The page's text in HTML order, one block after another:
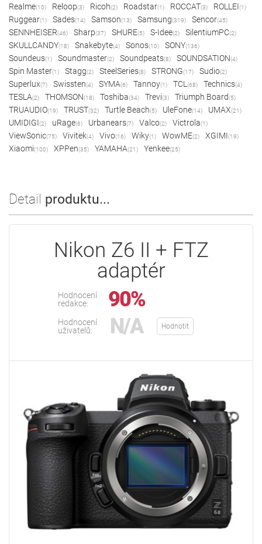
Realme(10) Reloop(3) Ricoh(2) Roadstar(1) ROCCAT(3) ROLLEI(1)
Ruggear(1) Sades(14) Samson(13) Samsung(319) Sencor(45)
SENNHEISER(46) Sharp(37) SHURE(5) S-Idee(2) SilentiumPC(2)
SKULLCANDY(18) Snakebyte(4) Sonos(10) SONY(136)
Soundeus(1) Soundmaster(2) Soundpeats(8) SOUNDSATION(4)
Spin Master(1) Stagg(2) SteelSeries(8) STRONG(17) Sudio(2)
Superlux(7) Swissten(4) SYMA(6) Tannoy(1) TCL (68) Technics(4)
TESLA(2) THOMSON(18) Toshiba(34) Trevi(3) Triumph Board(5)
TRUAUDIO(19) TRUST(32) Turtle Beach(5) UleFone(14) UMAX(21)
UMIDIGI(2) uRage(6) Urbanears(7) Valco(2) Victrola(1)
ViewSonic(75) Vivitek(4) Vivo(16) Wiky(1) WowME(2) XGIMI(19)
Xiaomi(100) XPPen(35) YAMAHA(21) Yenkee(25)
Detail produktu...
Nikon Z6 II + FTZ
adaptér
Hodnocení
redakce:
90%
Hodnocení
uživatelů:
N/A Hodnotit